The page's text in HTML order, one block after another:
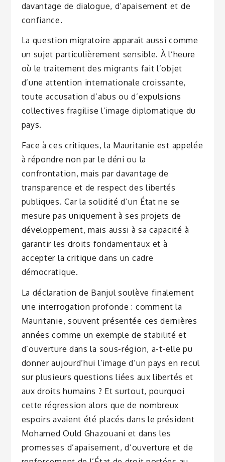
davantage de dialogue, d’apaisement et de
confiance.
La question migratoire apparaît aussi comme
un sujet particulièrement sensible. À l’heure
où le traitement des migrants fait l’objet
d’une attention internationale croissante,
toute accusation d’abus ou d’expulsions
collectives fragilise l’image diplomatique du
pays.
Face à ces critiques, la Mauritanie est appelée
à répondre non par le déni ou la
confrontation, mais par davantage de
transparence et de respect des libertés
publiques. Car la solidité d’un État ne se
mesure pas uniquement à ses projets de
développement, mais aussi à sa capacité à
garantir les droits fondamentaux et à
accepter la critique dans un cadre
démocratique.
La déclaration de Banjul soulève finalement
une interrogation profonde : comment la
Mauritanie, souvent présentée ces dernières
années comme un exemple de stabilité et
d’ouverture dans la sous-région, a-t-elle pu
donner aujourd’hui l’image d’un pays en recul
sur plusieurs questions liées aux libertés et
aux droits humains ? Et surtout, pourquoi
cette régression alors que de nombreux
espoirs avaient été placés dans le président
Mohamed Ould Ghazouani et dans les
promesses d’apaisement, d’ouverture et de